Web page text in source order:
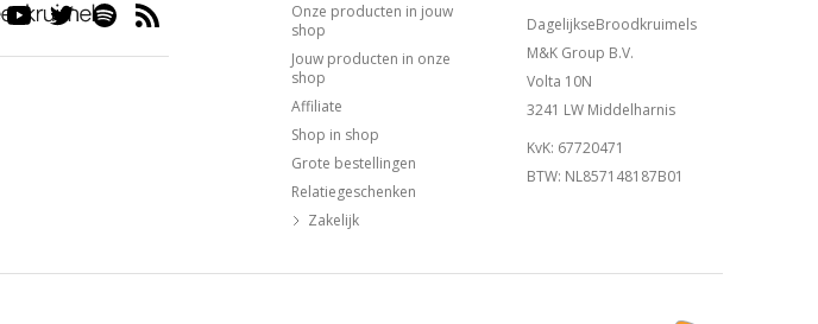
Onze producten in jouw
shop
Jouw producten in onze
shop
Affiliate
Shop in shop
Grote bestellingen
Relatiegeschenken
Zakelijk
DagelijkseBroodkruimels
M&K Group B.V.
Volta 10N
3241 LW Middelharnis
KvK: 67720471
BTW: NL857148187B01